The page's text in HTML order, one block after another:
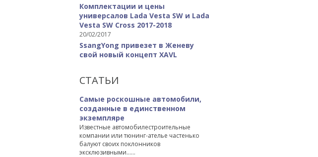
Комплектации и цены
универсалов Lada Vesta SW и Lada
Vesta SW Cross 2017-2018
20/02/2017
SsangYong привезет в Женеву
свой новый концепт XAVL
СТАТЬИ
Самые роскошные автомобили,
созданные в единственном
экземпляре
Известные автомобилестроительные
компании или тюнинг-ателье частенько
балуют своих поклонников
эксклюзивными…...